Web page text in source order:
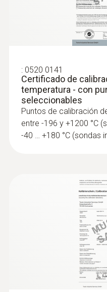
: 0520 0141
Certificado de
temperatura - con
seleccionables
Puntos de calibración
entre -196 y +1200 °C
-40 … +180 °C (sondas